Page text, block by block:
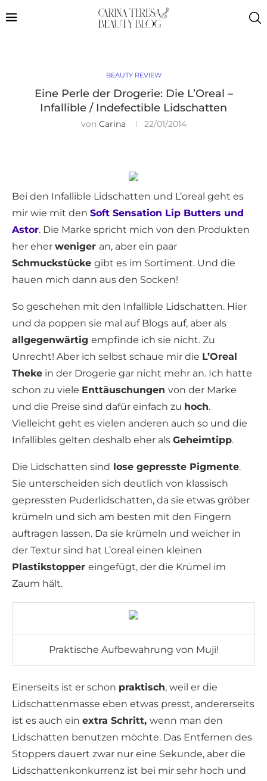
BEAUTY REVIEW
Eine Perle der Drogerie: Die L’Oreal –
Infallible / Indefectible Lidschatten
von Carina 22/01/2014
Bei den Infallible Lidschatten und L’oreal geht es
mir wie mit den Soft Sensation Lip Butters und
Astor. Die Marke spricht mich von den Produkten
her eher weniger an, aber ein paar
Schmuckstücke gibt es im Sortiment. Und die
hauen mich dann aus den Socken!
So geschehen mit den Infallible Lidschatten. Hier
und da poppen sie mal auf Blogs auf, aber als
allgegenwärtig empfinde ich sie nicht. Zu
Unrecht! Aber ich selbst schaue mir die L’Oreal
Theke in der Drogerie gar nicht mehr an. Ich hatte
schon zu viele Enttäuschungen von der Marke
und die Preise sind dafür einfach zu hoch.
Vielleicht geht es vielen anderen auch so und die
Infallibles gelten deshalb eher als Geheimtipp.
Die Lidschatten sind lose gepresste Pigmente.
Sie unterscheiden sich deutlich von klassisch
gepressten Puderlidschatten, da sie etwas gröber
krümeln und sich am besten mit den Fingern
auftragen lassen. Da sie krümeln und weicher in
der Textur sind hat L’oreal einen kleinen
Plastikstopper eingefügt, der die Krümel im
Zaum hält.
Praktische Aufbewahrung von Muji!
Einerseits ist er schon praktisch, weil er die
Lidschattenmasse eben etwas presst, andererseits
ist es auch ein extra Schritt, wenn man den
Lidschatten benutzen möchte. Das Entfernen des
Stoppers dauert zwar nur eine Sekunde, aber die
Lidschattenkonkurrenz ist bei mir sehr hoch und